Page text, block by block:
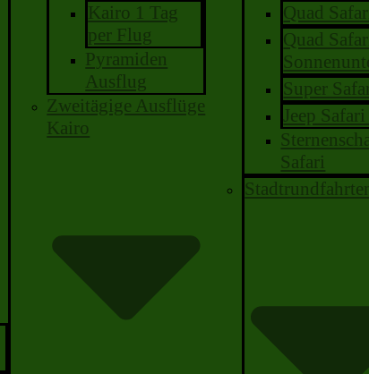
Kairo 1 Tag
per Flug
Pyramiden
Ausflug
Zweitägige Ausflüge
Kairo
Quad
Quad
Super
Jeep
Safari